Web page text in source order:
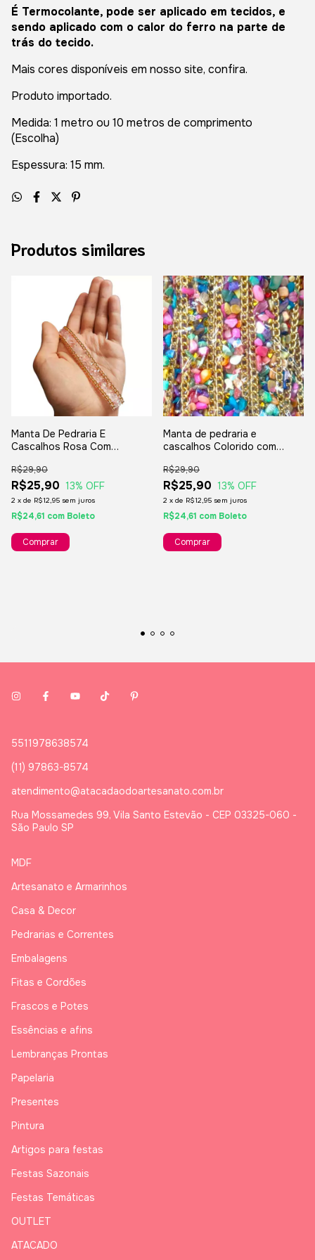
É Termocolante, pode ser aplicado em tecidos, e
sendo aplicado com o calor do ferro na parte de
trás do tecido.
Mais cores disponíveis em nosso site, confira.
Produto importado.
Medida: 1 metro ou 10 metros de comprimento
(Escolha)
Espessura: 15 mm.
Produtos similares
Manta De Pedraria E
Cascalhos Rosa Com
R$25,90
R$29,90
13% OFF
2 x de R$12,95 sem juros
R$24,61 com Boleto
Comprar
Manta de pedraria e
cascalhos Colorido com
R$25,90
R$29,90
13% OFF
2 x de R$12,95 sem juros
R$24,61 com Boleto
Comprar
5511978638574
(11) 97863-8574
atendimento@atacadaodoartesanato.com.br
Rua Mossamedes 99, Vila Santo Estevão - CEP 03325-060 -
São Paulo SP
MDF
Artesanato e Armarinhos
Casa & Decor
Pedrarias e Correntes
Embalagens
Fitas e Cordões
Frascos e Potes
Essências e afins
Lembranças Prontas
Papelaria
Presentes
Pintura
Artigos para festas
Festas Sazonais
Festas Temáticas
OUTLET
ATACADO